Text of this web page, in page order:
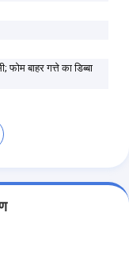
बाहर गत्ते का डिब्बा